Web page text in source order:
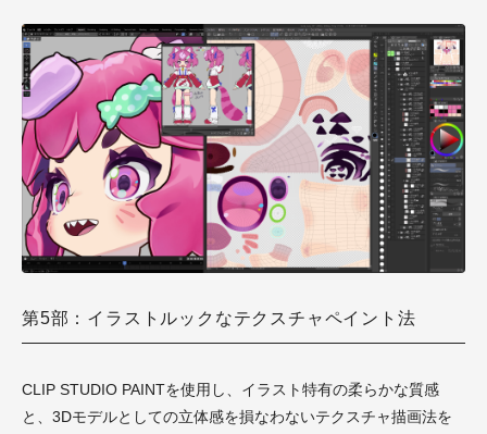
第5部：イラストルックなテクスチャペイント法
CLIP STUDIO PAINTを使用し、イラスト特有の柔らかな質感
と、3Dモデルとしての立体感を損なわないテクスチャ描画法を